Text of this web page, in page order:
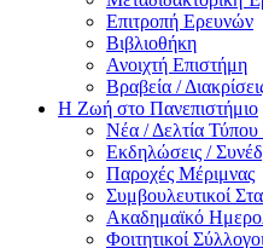
Επιτροπή Ερευνών
Βιβλιοθήκη
Ανοιχτή Επιστήμη
Βραβεία /
Η Ζωή στο Πανεπιστήμιο
Νέα / Δελτία Τύπου
Εκδηλώσεις /
Παροχές Μέριμνας
Συμβουλευτικοί
Ακαδημαϊκό
Φοιτητικοί Σύλλογοι